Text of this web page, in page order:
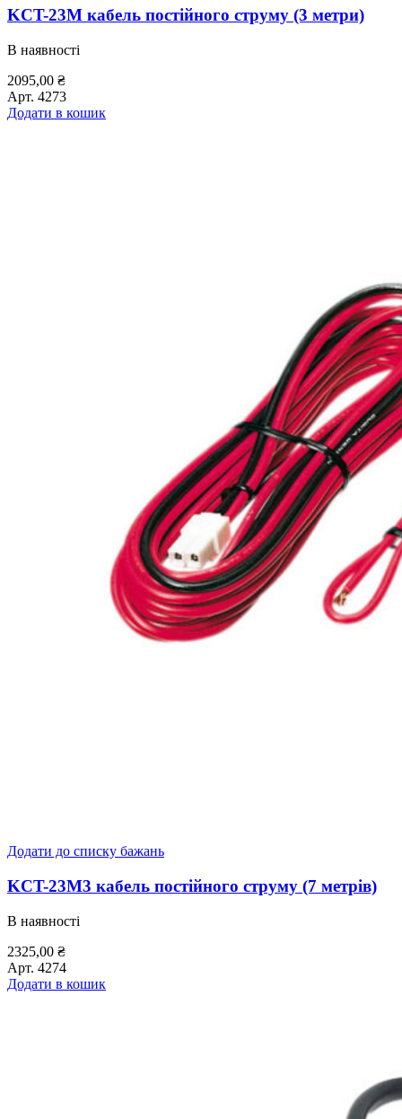
KCT-23M кабель постійного струму (3 метри)
В наявності
2095,00 ₴
Арт. 4273
Додати в кошик
Додати до списку бажань
KCT-23M3 кабель постійного струму (7 метрів)
В наявності
2325,00 ₴
Арт. 4274
Додати в кошик